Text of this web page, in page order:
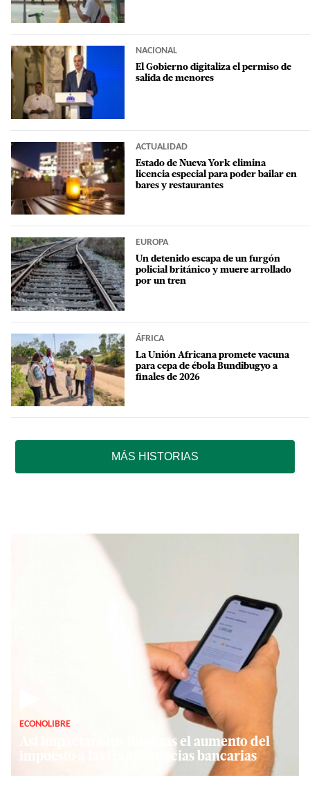
NACIONAL
El Gobierno digitaliza el permiso de
salida de menores
ACTUALIDAD
Estado de Nueva York elimina
licencia especial para poder bailar en
bares y restaurantes
EUROPA
Un detenido escapa de un furgón
policial británico y muere arrollado
por un tren
ÁFRICA
La Unión Africana promete vacuna
para cepa de ébola Bundibugyo a
finales de 2026
MÁS HISTORIAS
ECONOLIBRE
Así impactará tus finanzas el aumento del
impuesto a las transferencias bancarias